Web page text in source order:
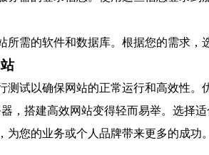
所需的软件和数据库。根据您的需求，
测试以确保网站的正常运行和高效性
，搭建高效网站变得轻而易举。选择
为您的业务或个人品牌带来更多的成功。